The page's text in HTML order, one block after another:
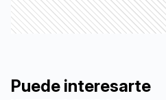
Puede interesarte